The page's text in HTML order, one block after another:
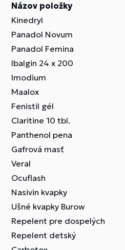
Názov položky
Kinedryl
Panadol Novum
Panadol Femina
Ibalgin 24 x 200
Imodium
Maalox
Fenistil gél
Claritine 10 tbl.
Panthenol pena
Gafrová masť
Veral
Ocuflash
Nasivin kvapky
Ušné kvapky Burow
Repelent pre dospelých
Repelent detský